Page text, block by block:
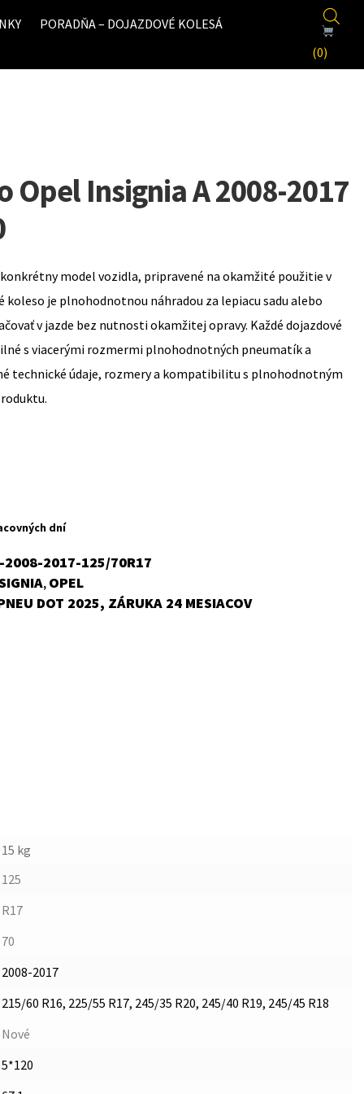
PORADŇA – DOJAZDOVÉ KOLESÁ
(0)
Opel Insignia A 2008-2017
model vozidla, pripravené na okamžité použitie v
koleso je plnohodnotnou náhradou za lepiacu sadu alebo
v jazde bez nutnosti okamžitej opravy. Každé dojazdové
s viacerými rozmermi plnohodnotných pneumatík a
technické údaje, rozmery a kompatibilitu s plnohodnotným
dní
2008-2017-125/70R17
, OPEL
DOT 2025, ZÁRUKA 24 MESIACOV
15 kg
125
R17
70
2008-2017
215/60 R16, 225/55 R17, 245/35 R20, 245/40 R19, 245/45 R18
Nové
5*120